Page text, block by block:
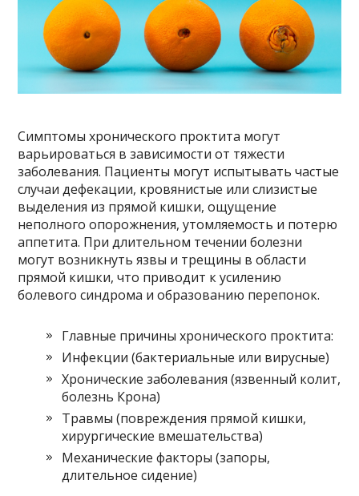
Симптомы хронического проктита могут
варьироваться в зависимости от тяжести
заболевания. Пациенты могут испытывать частые
случаи дефекации, кровянистые или слизистые
выделения из прямой кишки, ощущение
неполного опорожнения, утомляемость и потерю
аппетита. При длительном течении болезни
могут возникнуть язвы и трещины в области
прямой кишки, что приводит к усилению
болевого синдрома и образованию перепонок.
Главные причины хронического проктита:
Инфекции (бактериальные или вирусные)
Хронические заболевания (язвенный колит,
болезнь Крона)
Травмы (повреждения прямой кишки,
хирургические вмешательства)
Механические факторы (запоры,
длительное сидение)